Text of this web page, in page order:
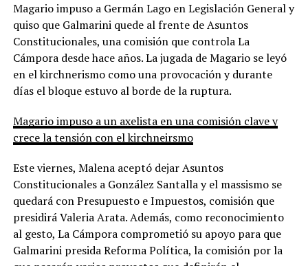
Magario impuso a Germán Lago en Legislación General y
quiso que Galmarini quede al frente de Asuntos
Constitucionales, una comisión que controla La
Cámpora desde hace años. La jugada de Magario se leyó
en el kirchnerismo como una provocación y durante
días el bloque estuvo al borde de la ruptura.
Magario impuso a un axelista en una comisión clave y
crece la tensión con el kirchneirsmo
Este viernes, Malena aceptó dejar Asuntos
Constitucionales a González Santalla y el massismo se
quedará con Presupuesto e Impuestos, comisión que
presidirá Valeria Arata. Además, como reconocimiento
al gesto, La Cámpora comprometió su apoyo para que
Galmarini presida Reforma Política, la comisión por la